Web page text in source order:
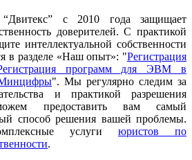
с 2010 года защищает
доверителей. С практикой
интеллектуальной собственности
в разделе «Наш опыт»: "Регистрация
программ для ЭВМ в
Минцифры". Мы регулярно следим за
и практикой разрешения
предоставить вам самый
способ решения вашей проблемы.
услуги юристов по
.